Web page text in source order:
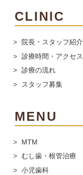
CLINIC
院長・スタッフ紹介
診療時間・アクセス
診療の流れ
スタッフ募集
MENU
MTM
むし歯・根管治療
小児歯科